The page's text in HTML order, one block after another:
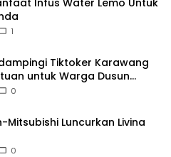
1
Tiktoker Karawang
untuk Warga Dusun
Karangligar
0
Mitsubishi Luncurkan Livina
0